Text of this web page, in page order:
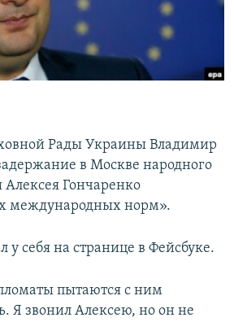
КРЫМА
Рады Украины Владимир
в Москве народного
Гончаренко
международных норм».
у себя на странице в Фейсбуке.
пытаются с ним
Я звонил Алексею, но он не